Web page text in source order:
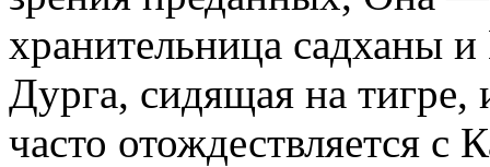
хранительница садханы
Дурга, сидящая на тигре,
часто отождествляется